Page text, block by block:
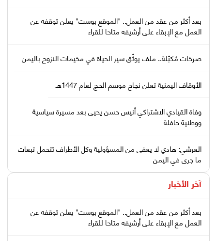
بعد أكثر من عقد من العمل.. "الموقع بوست" يعلن توقفه عن
العمل مع الإبقاء على أرشيفه متاحا للقراء
صرخات مُكبّلة.. ملف يوثّق سير الحياة في مخيمات النزوح باليمن
الأوقاف اليمنية تعلن نجاح موسم الحج لعام 1447هـ
وفاة القيادي الاشتراكي أنيس حسن يحيى بعد مسيرة سياسية
ووطنية حافلة
العرشي: هادي لا يعفى من المسؤولية وكل الأطراف تتحمل تبعات
ما جرى في اليمن
آخر الأخبار
بعد أكثر من عقد من العمل.. "الموقع بوست" يعلن توقفه عن
العمل مع الإبقاء على أرشيفه متاحا للقراء